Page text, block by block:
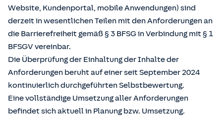
Website, Kundenportal, mobile Anwendungen) sind
derzeit in wesentlichen Teilen mit den Anforderungen an
die Barrierefreiheit gemäß § 3 BFSG in Verbindung mit § 1
BFSGV vereinbar.
Die Überprüfung der Einhaltung der Inhalte der
Anforderungen beruht auf einer seit September 2024
kontinuierlich durchgeführten Selbstbewertung.
Eine vollständige Umsetzung aller Anforderungen
befindet sich aktuell in Planung bzw. Umsetzung.